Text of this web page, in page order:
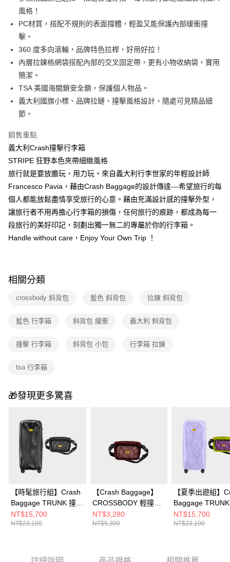
風格！
PC材質，搭配不規則的表面撐體，輕盈又能保護內部緩衝撞
擊。
360 度多向滾輪，品牌特色拉桿，好用好拉！
內層拉鍊格網袋搭配內部的交叉固定帶，更有小物收納袋，實用
簡潔。
TSA 美國海關鎖安全鎖，保護個人物品。
義大利國旗小標、品牌拉鏈、撞擊風格設計，隨處可見精品細
節。
銷售重點
義大利Crash撞擊行李箱
STRIPE 狂野本色夾帶細緻風格
旅行就是要放膽玩，用力玩。來自義大利行李世家的年輕設計師
Francesco Pavia，藉由Crash Baggage的設計傳達---希望旅行的每
個人都能放鬆盡情享受旅行的心意。藉由充滿設計感的撞擊外型，
讓旅行者不用再擔心行李箱的損傷，任何旅行的痕跡，都成為每一
段旅行的美好印記，刻劃出獨一無二的專屬於你的行李箱。
Handle without care，Enjoy Your Own Trip ！
相關分類
crossbody 斜背包 藍色 斜背包 拉鍊 斜背包
藍色 行李箱 斜背包 緩衝 義大利 斜背包
撞擊 行李箱 斜背包 小包 行李箱 拉鍊
tsa 行李箱
🎁發現更多驚喜
【時髦旅行組】Crash
Baggage TRUNK 撞擊
行李箱 32 吋
+CROSSBODY 輕撞擊
NT$15,700
NT$23,100
【Crash Baggage】
CROSSBODY 輕撞擊
斜背包
NT$3,280
NT$5,300
【夏季出遊組】
Baggage
行李箱 32 吋 紫
+CROSSBODY
NT$15,700
NT$23,100